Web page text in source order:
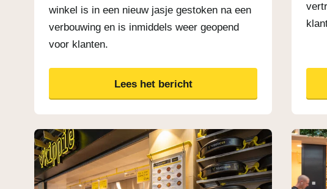
winkel is in een nieuw jasje gestoken na een
verbouwing en is inmiddels weer geopend
voor klanten.
Lees het bericht